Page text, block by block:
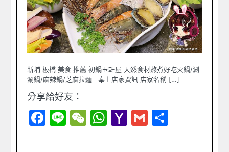
新埔 板橋 美食 推薦 初鍋玉軒屋 天然食材熬煮好吃火鍋/涮
涮鍋/麻辣鍋/芝麻拉麵 奉上店家資訊 店家名稱 […]
分享給好友：
Facebook
LineWeChat
WhatsApp
Yahoo
Gmail